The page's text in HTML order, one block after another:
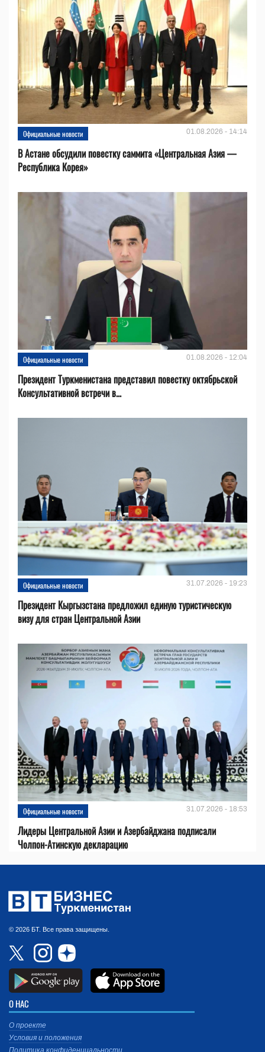
Официальные новости 01.08.2026 - 14:14
В Астане обсудили повестку саммита «Центральная Азия —
Республика Корея»
Официальные новости 01.08.2026 - 12:04
Президент Туркменистана представил повестку октябрьской
Консультативной встречи в...
Официальные новости 31.07.2026 - 19:23
Президент Кыргызстана предложил единую туристическую
визу для стран Центральной Азии
Официальные новости 31.07.2026 - 18:53
Лидеры Центральной Азии и Азербайджана подписали
Чолпон-Атинскую декларацию
© 2026 БТ. Все права защищены.
О НАС
О проекте
Условия и положения
Политика конфиденциальности